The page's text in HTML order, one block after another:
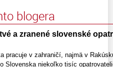
blogera
a zranené slovenské
pracuje v zahraničí, najmä v
Slovenska niekoľko tisíc